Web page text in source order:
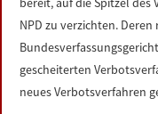
NPD zu verzichten.
gescheiterten
neues Verbotsverfahren